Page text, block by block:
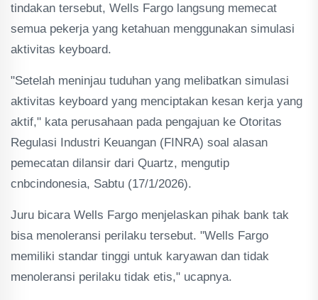
tindakan tersebut, Wells Fargo langsung memecat
semua pekerja yang ketahuan menggunakan simulasi
aktivitas keyboard.
"Setelah meninjau tuduhan yang melibatkan simulasi
aktivitas keyboard yang menciptakan kesan kerja yang
aktif," kata perusahaan pada pengajuan ke Otoritas
Regulasi Industri Keuangan (FINRA) soal alasan
pemecatan dilansir dari Quartz, mengutip
cnbcindonesia, Sabtu (17/1/2026).
Juru bicara Wells Fargo menjelaskan pihak bank tak
bisa menoleransi perilaku tersebut. "Wells Fargo
memiliki standar tinggi untuk karyawan dan tidak
menoleransi perilaku tidak etis," ucapnya.